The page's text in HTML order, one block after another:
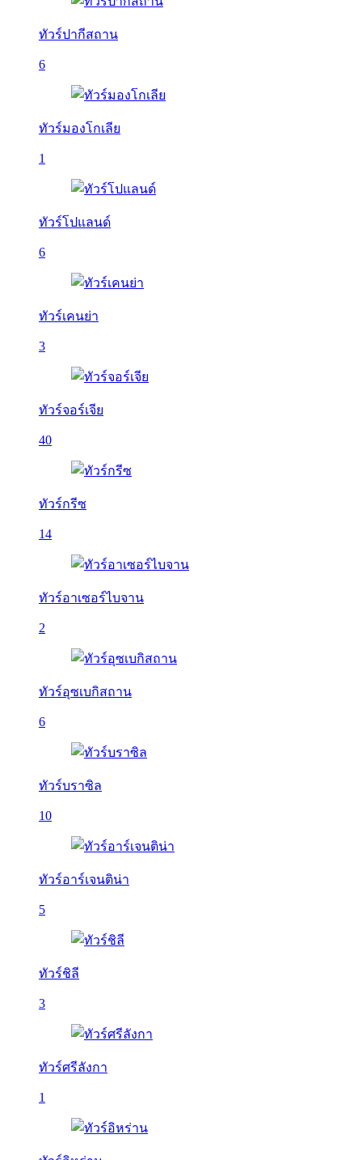
ทัวร์ปากีสถาน
6
ทัวร์มองโกเลีย
1
ทัวร์โปแลนด์
6
ทัวร์เคนย่า
3
ทัวร์จอร์เจีย
40
ทัวร์กรีซ
14
ทัวร์อาเซอร์ไบจาน
2
ทัวร์อุซเบกิสถาน
6
ทัวร์บราซิล
10
ทัวร์อาร์เจนติน่า
5
ทัวร์ชิลี
3
ทัวร์ศรีลังกา
1